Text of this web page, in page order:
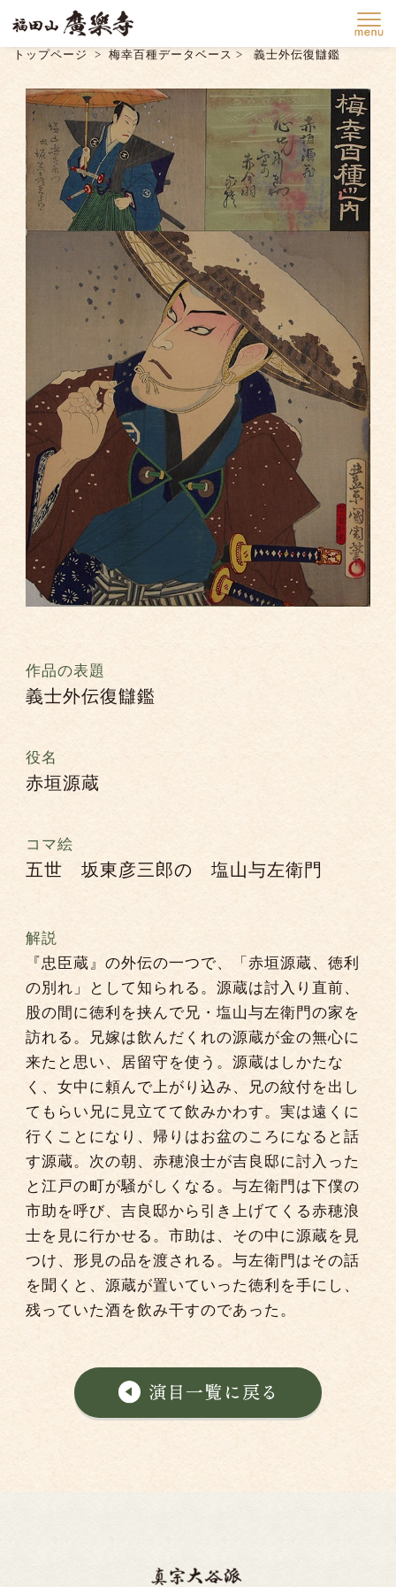
トップページ 梅幸百種データベース 義士外伝復讎鑑
作品の表題
義士外伝復讎鑑
役名
赤垣源蔵
コマ絵
五世 坂東彦三郎の 塩山与左衛門
解説
『忠臣蔵』の外伝の一つで、「赤垣源蔵、徳利
の別れ」として知られる。源蔵は討入り直前、
股の間に徳利を挟んで兄・塩山与左衛門の家を
訪れる。兄嫁は飲んだくれの源蔵が金の無心に
来たと思い、居留守を使う。源蔵はしかたな
く、女中に頼んで上がり込み、兄の紋付を出し
てもらい兄に見立てて飲みかわす。実は遠くに
行くことになり、帰りはお盆のころになると話
す源蔵。次の朝、赤穂浪士が吉良邸に討入った
と江戸の町が騒がしくなる。与左衛門は下僕の
市助を呼び、吉良邸から引き上げてくる赤穂浪
士を見に行かせる。市助は、その中に源蔵を見
つけ、形見の品を渡される。与左衛門はその話
を聞くと、源蔵が置いていった徳利を手にし、
残っていた酒を飲み干すのであった。